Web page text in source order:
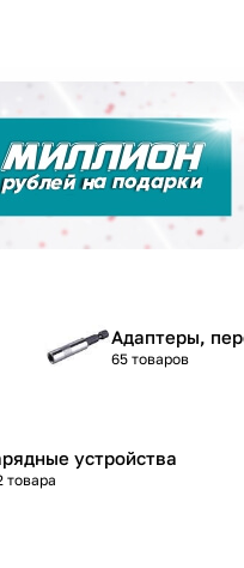
Адаптеры,
65 товаров
устройства
товара